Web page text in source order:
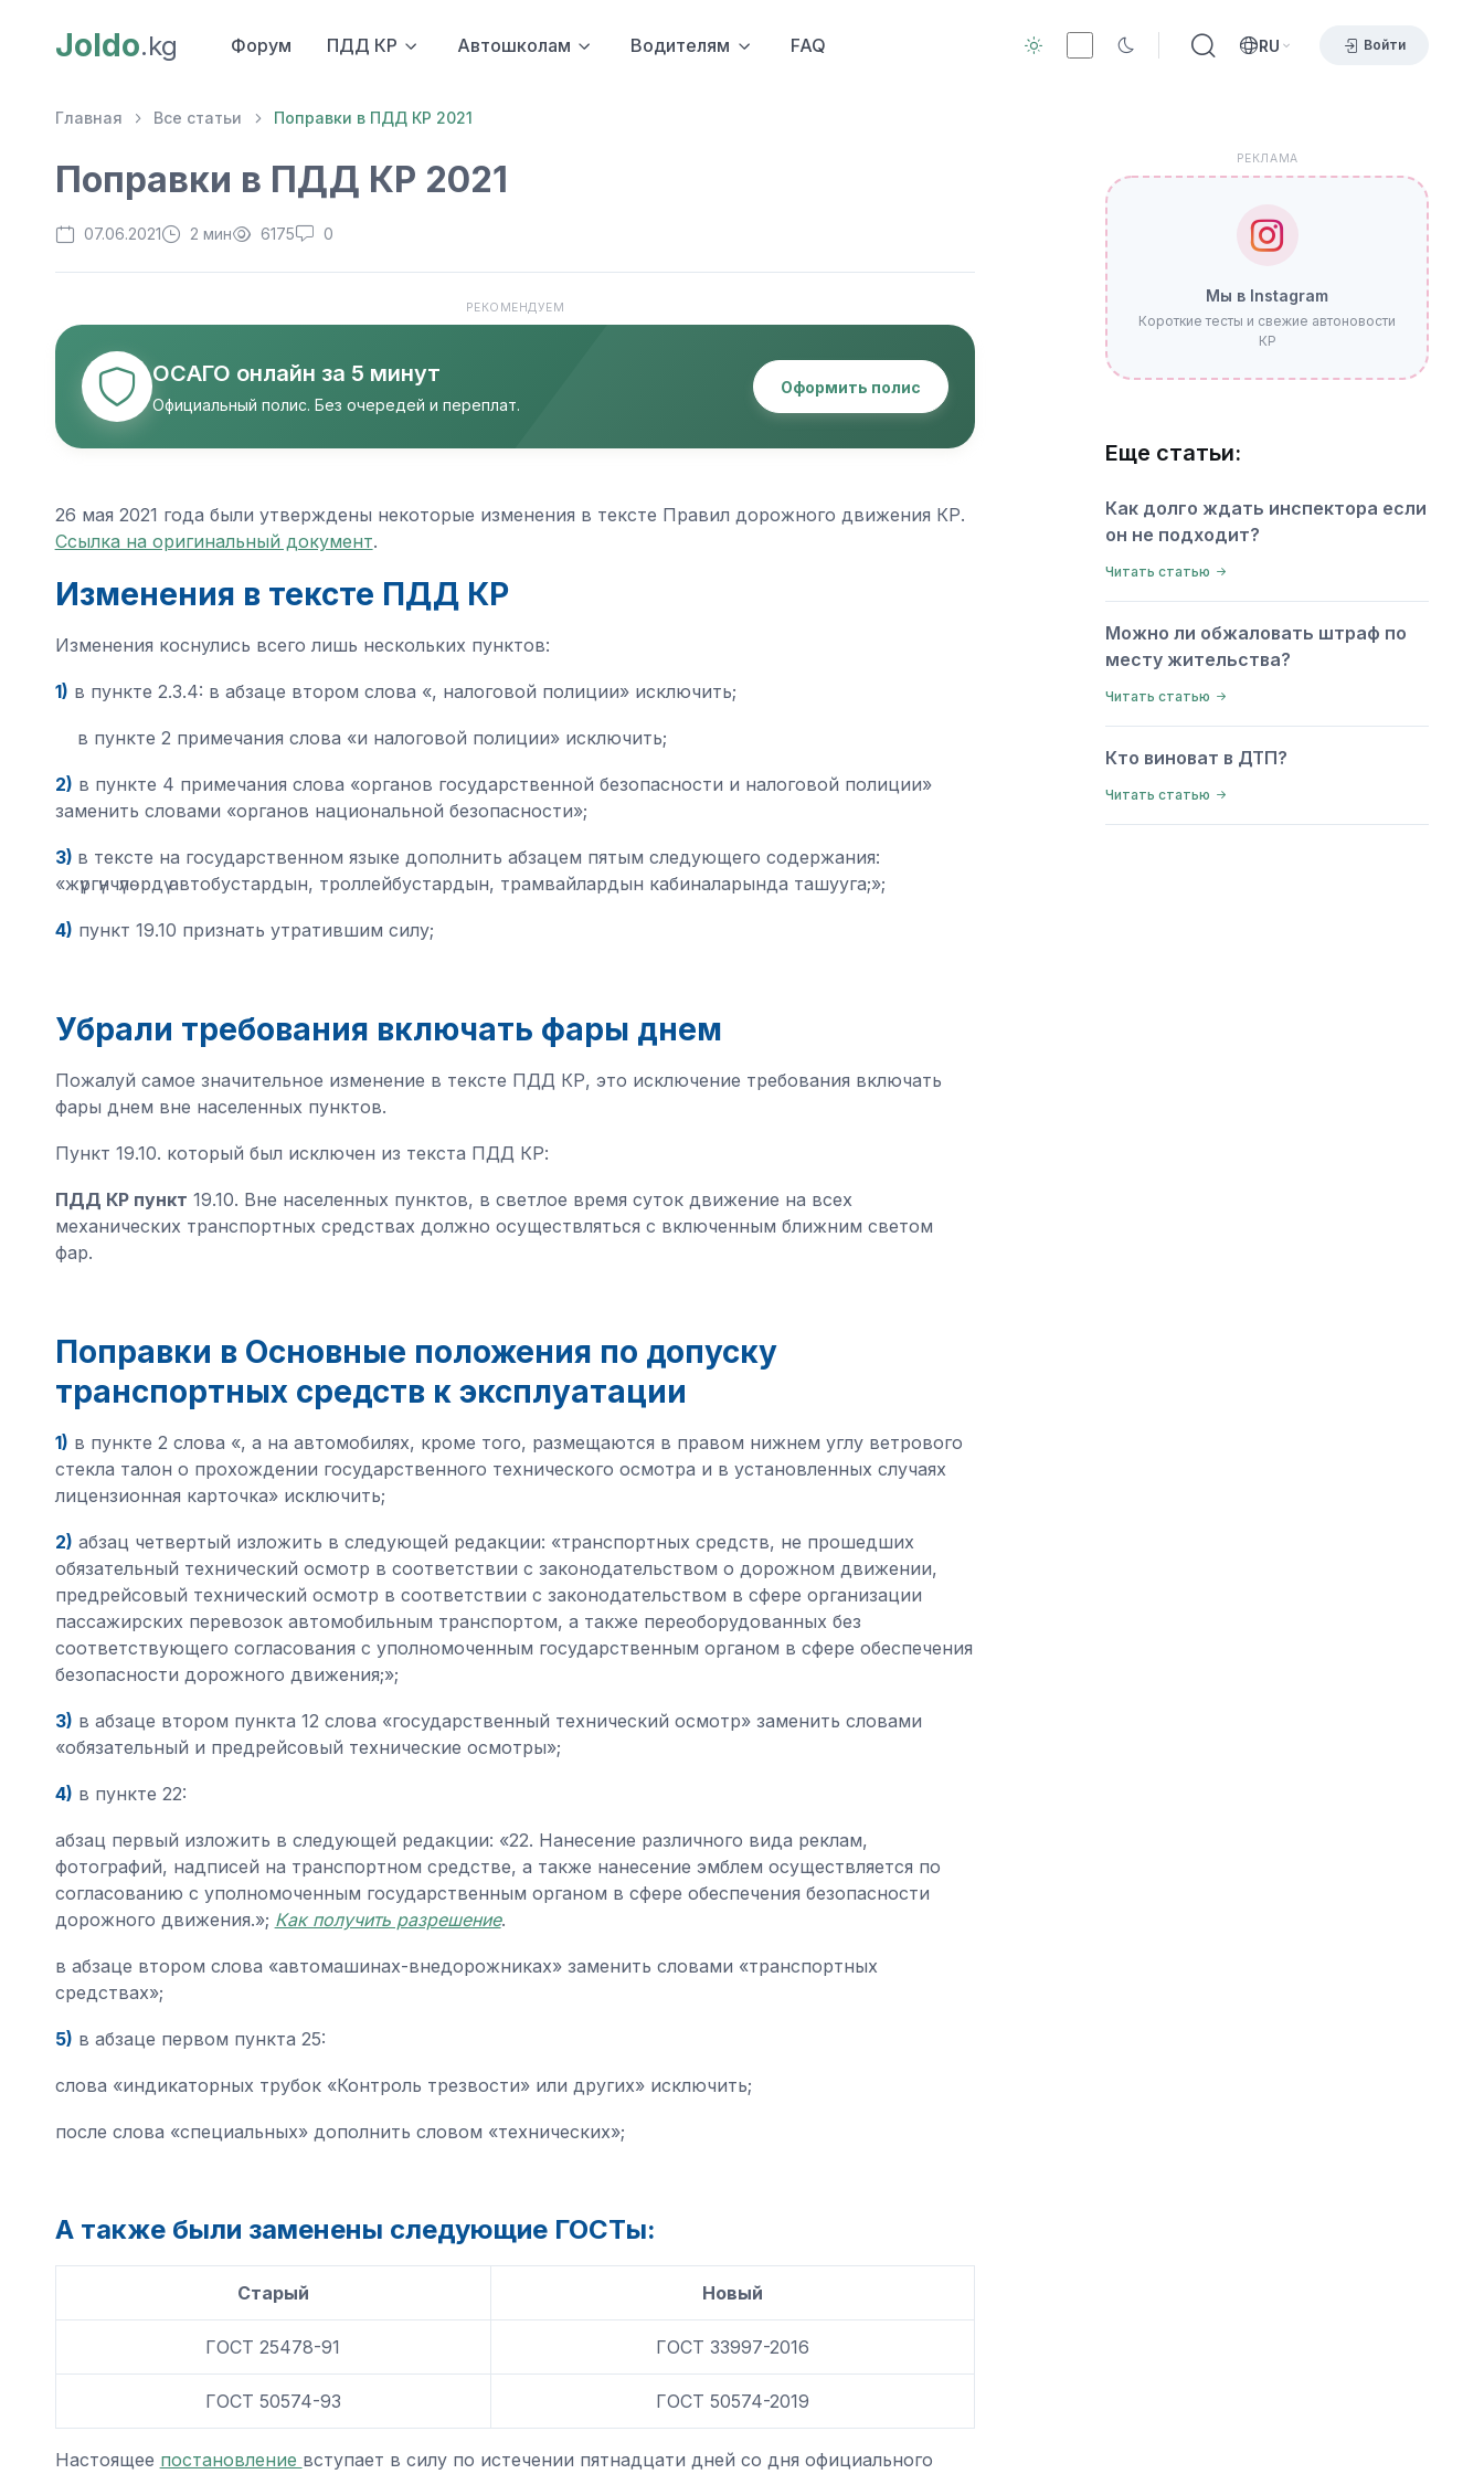
Joldo.kg RU Войти
Форум ПДД КР Автошколам Водителям FAQ
Главная Все статьи Поправки в ПДД КР 2021
Поправки в ПДД КР 2021
07.06.2021 2 мин 6175 0
РЕКОМЕНДУЕМ
ОСАГО онлайн за 5 минут
Официальный полис. Без очередей и переплат.
Оформить полис
26 мая 2021 года были утверждены некоторые изменения в тексте Правил дорожного движения КР.
Ссылка на оригинальный документ.
Изменения в тексте ПДД КР
Изменения коснулись всего лишь нескольких пунктов:
1) в пункте 2.3.4: в абзаце втором слова «, налоговой полиции» исключить;
в пункте 2 примечания слова «и налоговой полиции» исключить;
2) в пункте 4 примечания слова «органов государственной безопасности и налоговой полиции»
заменить словами «органов национальной безопасности»;
3) в тексте на государственном языке дополнить абзацем пятым следующего содержания:
«жүргүнчүлөрдү автобустардын, троллейбустардын, трамвайлардын кабиналарында ташууга;»;
4) пункт 19.10 признать утратившим силу;
Убрали требования включать фары днем
Пожалуй самое значительное изменение в тексте ПДД КР, это исключение требования включать
фары днем вне населенных пунктов.
Пункт 19.10. который был исключен из текста ПДД КР:
ПДД КР пункт 19.10. Вне населенных пунктов, в светлое время суток движение на всех
механических транспортных средствах должно осуществляться с включенным ближним светом
фар.
Поправки в Основные положения по допуску
транспортных средств к эксплуатации
1) в пункте 2 слова «, а на автомобилях, кроме того, размещаются в правом нижнем углу ветрового
стекла талон о прохождении государственного технического осмотра и в установленных случаях
лицензионная карточка» исключить;
2) абзац четвертый изложить в следующей редакции: «транспортных средств, не прошедших
обязательный технический осмотр в соответствии с законодательством о дорожном движении,
предрейсовый технический осмотр в соответствии с законодательством в сфере организации
пассажирских перевозок автомобильным транспортом, а также переоборудованных без
соответствующего согласования с уполномоченным государственным органом в сфере обеспечения
безопасности дорожного движения;»;
3) в абзаце втором пункта 12 слова «государственный технический осмотр» заменить словами
«обязательный и предрейсовый технические осмотры»;
4) в пункте 22:
абзац первый изложить в следующей редакции: «22. Нанесение различного вида реклам,
фотографий, надписей на транспортном средстве, а также нанесение эмблем осуществляется по
согласованию с уполномоченным государственным органом в сфере обеспечения безопасности
дорожного движения.»; Как получить разрешение.
в абзаце втором слова «автомашинах-внедорожниках» заменить словами «транспортных
средствах»;
5) в абзаце первом пункта 25:
слова «индикаторных трубок «Контроль трезвости» или других» исключить;
после слова «специальных» дополнить словом «технических»;
А также были заменены следующие ГОСТы:
Старый Новый
ГОСТ 25478-91 ГОСТ 33997-2016
ГОСТ 50574-93 ГОСТ 50574-2019
Настоящее постановление вступает в силу по истечении пятнадцати дней со дня официального
РЕКЛАМА
Мы в Instagram
Короткие тесты и свежие автоновости
КР
Еще статьи:
Как долго ждать инспектора если
он не подходит?
Читать статью
Можно ли обжаловать штраф по
месту жительства?
Читать статью
Кто виноват в ДТП?
Читать статью